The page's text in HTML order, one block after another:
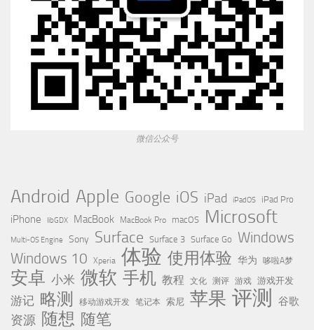
微信公众号
Android Apple Google iOS iPad iPadOS iPad Pro
iPhone libGDX MacBook MacBook Pro macOS Microsoft
Multi-OS Engine Sony Surface Surface 3 Surface Go Windows
Windows 10 Xperia 体验 使用体验 华为 哆啦A梦
安卓 小米 微软 手机 教程 文化 测评 游戏 游戏开发
游记 略测 移动游戏开发 笔记本 索尼 苹果 评测 谷歌
资源 随想 随笔